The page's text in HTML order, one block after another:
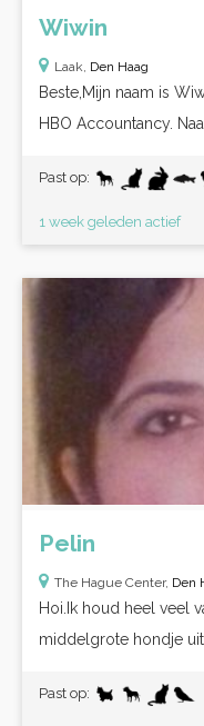
Wiwin
Laak, Den Haag
Beste,Mijn naam is
HBO Accountancy.
Past op:
1 week geleden actief
Pelin
The Hague Center, Den
Hoi.Ik houd heel veel
middelgrote hondje
Past op: